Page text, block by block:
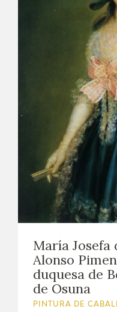
María Josefa
Alonso
duquesa de
de Osuna
PINTURA DE